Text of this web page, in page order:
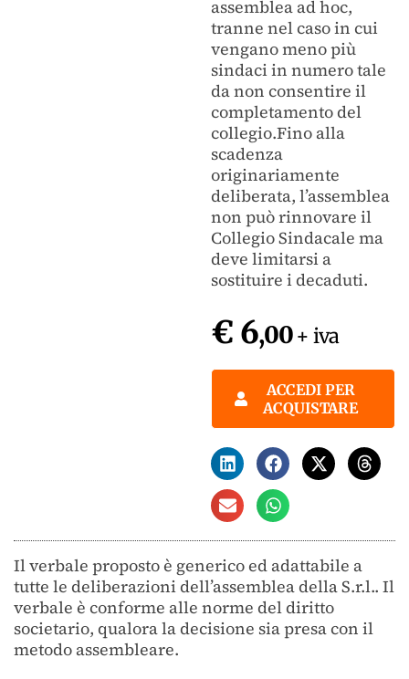
assemblea ad hoc,
tranne nel caso in cui
vengano meno più
sindaci in numero tale
da non consentire il
completamento del
collegio.Fino alla
scadenza
originariamente
deliberata, l’assemblea
non può rinnovare il
Collegio Sindacale ma
deve limitarsi a
sostituire i decaduti.
€ 6,00+ iva
ACCEDI PER
ACQUISTARE
Il verbale proposto è generico ed adattabile a
tutte le deliberazioni dell’assemblea della S.r.l.. Il
verbale è conforme alle norme del diritto
societario, qualora la decisione sia presa con il
metodo assembleare.